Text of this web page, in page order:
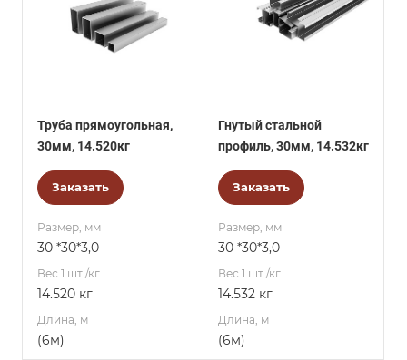
Труба прямоугольная,
30мм, 14.520кг
Заказать
Размер, мм
30 *30*3,0
Вес 1 шт./кг.
14.520 кг
Длина, м
(6м)
Гнутый стальной
профиль, 30мм, 14.532кг
Заказать
Размер, мм
30 *30*3,0
Вес 1 шт./кг.
14.532 кг
Длина, м
(6м)